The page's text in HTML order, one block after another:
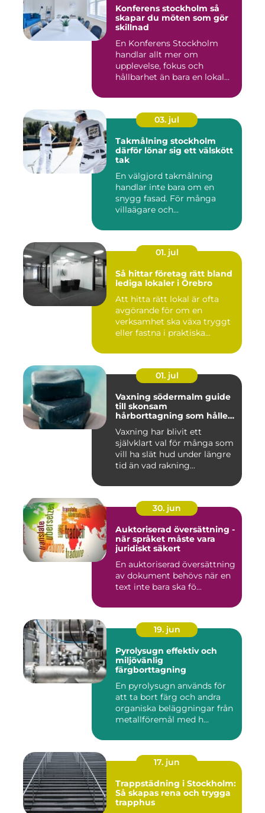
Konferens stockholm så
skapar du möten som gör
skillnad
En Konferens Stockholm
handlar allt mer om
upplevelse, fokus och
hållbarhet än bara en lokal
03. jul
Takmålning stockholm
därför lönar sig ett välskött
tak
En välgjord takmålning
handlar inte bara om en
snygg fasad. För många
villaägare och
01. jul
Så hittar företag rätt bland
lediga lokaler i Örebro
Att hitta rätt lokal är ofta
avgörande för om en
verksamhet ska växa tryggt
eller fastna i praktiska...
01. jul
Vaxning södermalm guide
till skonsam
hårborttagning som håller
Vaxning har blivit ett
självklart val för många som
vill ha slät hud under längre
tid än vad rakning...
30. jun
Auktoriserad översättning -
när språket måste vara
juridiskt säkert
En auktoriserad översättning
av dokument behövs när en
text inte bara ska fö...
19. jun
Pyrolysugn effektiv och
miljövänlig
färgborttagning
En pyrolysugn används för
att ta bort färg och andra
organiska beläggningar från
metallföremål med h...
17. jun
Trappstädning i Stockholm:
Så skapas rena och trygga
trapphus